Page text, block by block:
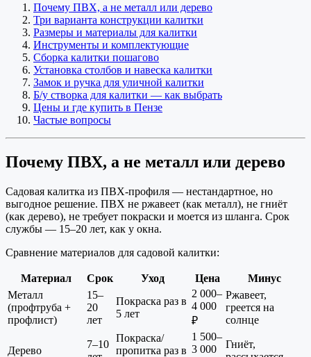
Почему ПВХ, а не металл или дерево
Три варианта конструкции калитки
Размеры и материалы для калитки
Инструменты и комплектующие
Сборка калитки пошагово
Установка столбов и навеска калитки
Замок и ручка для уличной калитки
Б/у створка для калитки — как выбрать
Цены и где купить в Пензе
Частые вопросы
Почему ПВХ, а не металл или дерево
Садовая калитка из ПВХ-профиля — нестандартное, но
выгодное решение. ПВХ не ржавеет (как металл), не гниёт
(как дерево), не требует покраски и моется из шланга. Срок
службы — 15–20 лет, как у окна.
Сравнение материалов для садовой калитки:
Материал Срок Уход Цена
Минус
Металл
(профтруба +
профлист)
15–
20
лет
Покраска раз в
5 лет
2 000–
4 000
₽
Ржавеет,
греется на
солнце
Дерево
7–10
Покраска/
пропитка раз в
1 500–
3 000
Гниёт,